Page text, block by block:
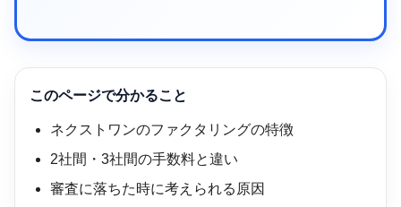
このページで分かること
ネクストワンのファクタリングの特徴
2社間・3社間の手数料と違い
審査に落ちた時に考えられる原因